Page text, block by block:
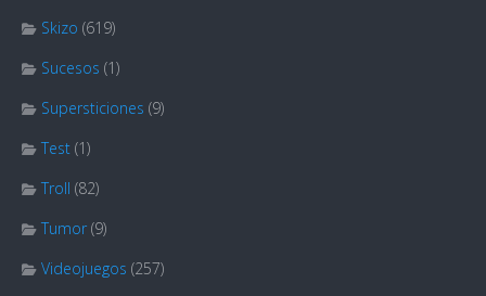
Skizo (619)
Sucesos (1)
Supersticiones (9)
Test (1)
Troll (82)
Tumor (9)
Videojuegos (257)